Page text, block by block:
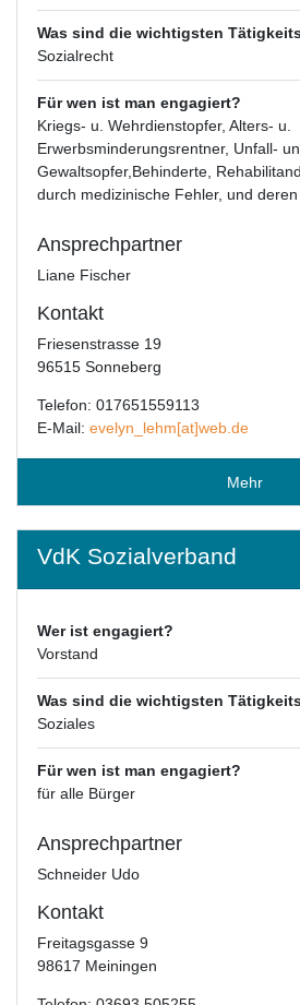
Was sind die wichtigsten
Sozialrecht
Für wen ist man engagiert?
Kriegs- u. Wehrdienstopfer, Alters- u.
Erwerbsminderungsrentner, Unfall-
Gewaltsopfer,Behinderte,
durch medizinische Fehler, und
Ansprechpartner
Liane Fischer
Kontakt
Friesenstrasse 19
96515 Sonneberg
Telefon: 017651559113
E-Mail: evelyn_lehm[at]web.de
Mehr
VdK Sozialverband
Wer ist engagiert?
Vorstand
Was sind die wichtigsten
Soziales
Für wen ist man engagiert?
für alle Bürger
Ansprechpartner
Schneider Udo
Kontakt
Freitagsgasse 9
98617 Meiningen